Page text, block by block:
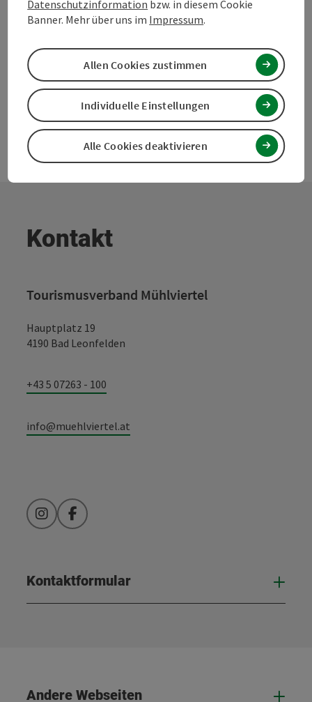
Beitrag drucken
powered by TOURDATA
Kontakt
Tourismusverband Mühlviertel
Hauptplatz 19
4190 Bad Leonfelden
+43 5 07263 - 100
info@muehlviertel.at
InstagramFacebook
Kontaktformular
Andere Webseiten
Datenschutzinformation bzw. in diesem Cookie
Banner. Mehr über uns im Impressum.
Alle Cookies deaktivieren
Individuelle Einstellungen
Allen Cookies zustimmen